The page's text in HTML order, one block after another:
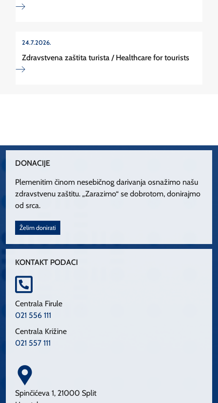
24.7.2026.
Zdravstvena zaštita turista / Healthcare for tourists
DONACIJE
Plemenitim činom nesebičnog darivanja osnažimo našu
zdravstvenu zaštitu. „Zarazimo“ se dobrotom, donirajmo
od srca.
Želim donirati
KONTAKT PODACI
Centrala Firule
021 556 111
Centrala Križine
021 557 111
Spinčićeva 1, 21000 Split